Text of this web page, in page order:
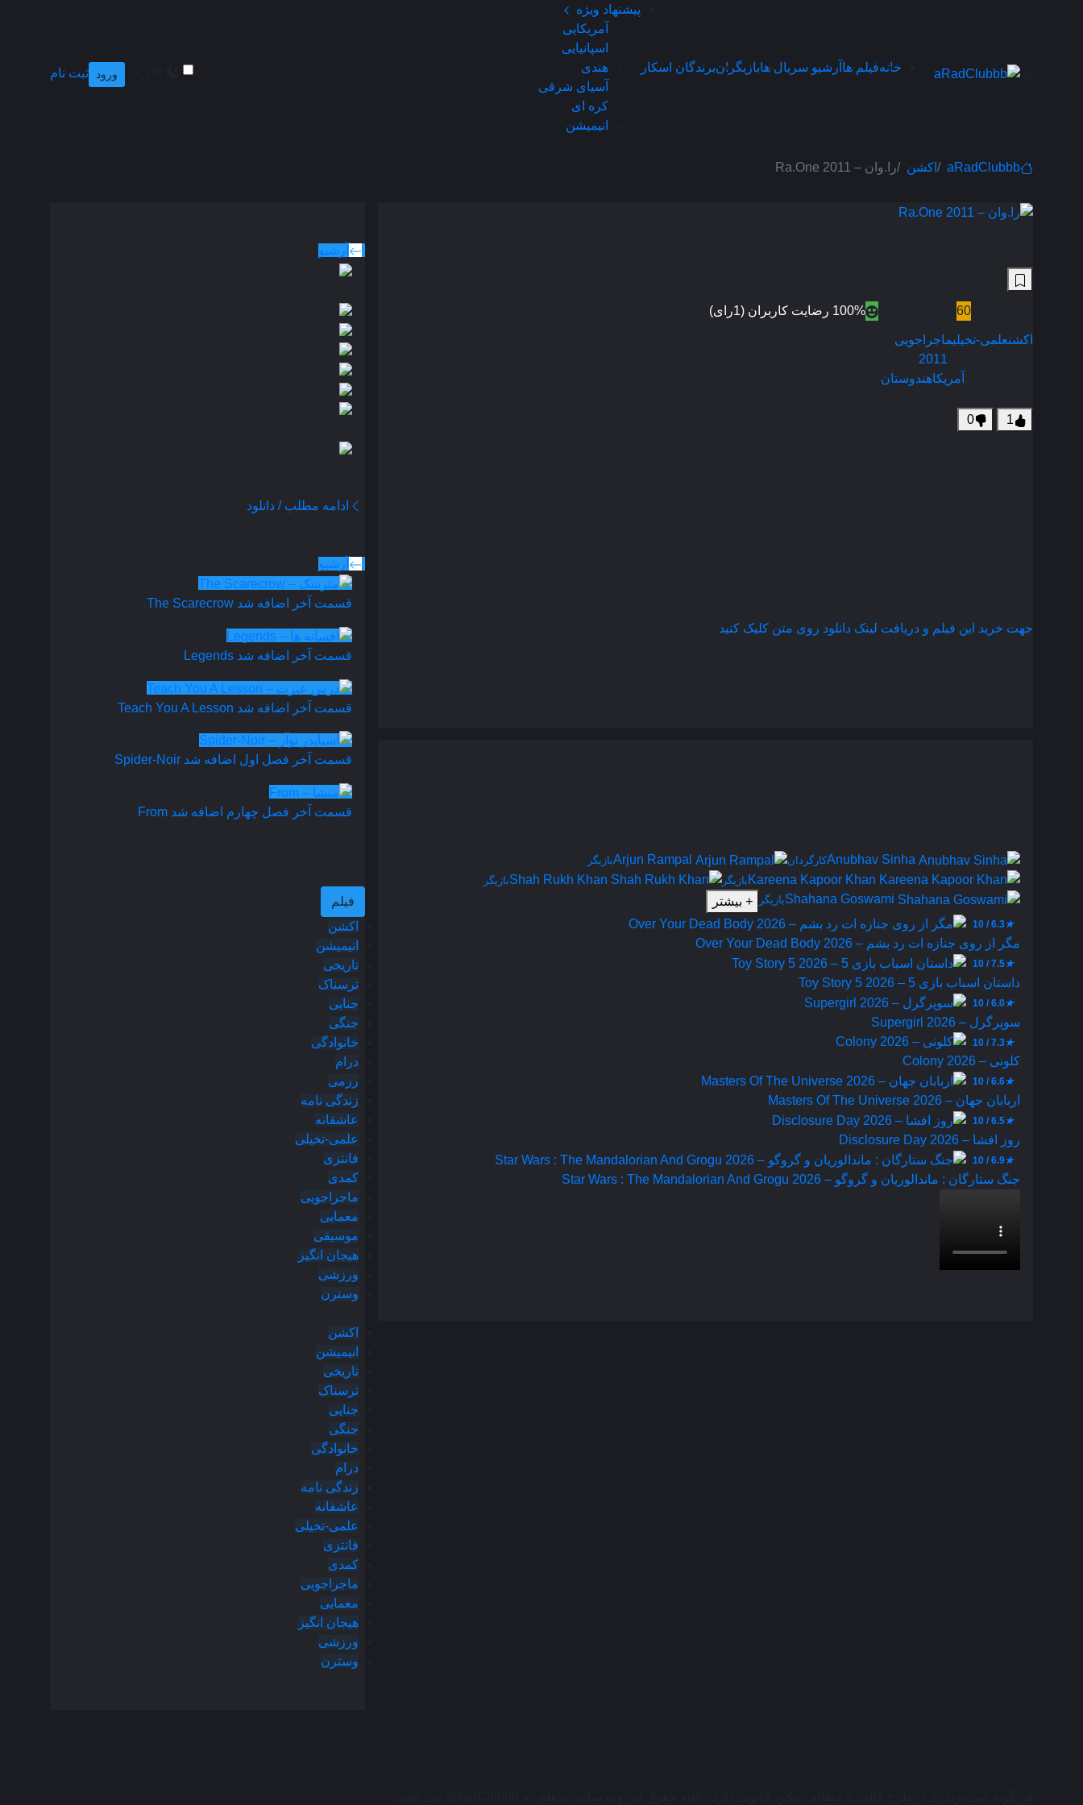
خانهفیلم ها آرشیو سریال هابازیگرانبرندگان اسکار
پیشنهاد ویژه
آمریکایی
اسپانیایی
هندی
آسیای شرقی
کره ای
انیمیشن
ورود ثبت نام
aRadClubbb اکشن را.وان – Ra.One 2011
60 100% رضایت کاربران (1رای)
اکشنعلمی-تخیلیماجراجویی
2011
آمریکاهندوستان
1
0
جهت خرید این فیلم و دریافت لینک دانلود روی متن کلیک کنید
Anubhav Sinhaکارگردان Arjun Rampalبازیگر
Kareena Kapoor Khan بازیگر Shah Rukh Khanبازیگر
Shahana Goswamiبازیگر +
★
6.3 / 10
مگر از روی جنازه‌ ات رد بشم – Over Your Dead Body 2026
★
7.5 / 10
داستان اسباب بازی 5 – Toy Story 5 2026
★
6.0 / 10
سوپرگرل – Supergirl 2026
★
7.3 / 10
کلونی – Colony 2026
★
6.6 / 10
اربابان جهان – Masters Of The Universe 2026
★
6.5 / 10
روز افشا – Disclosure Day 2026
★
6.9 / 10
جنگ ستارگان : ماندالوریان و گروگو – Star Wars : The Mandalorian And Grogu 2026
آرشیو
ادامه مطلب / دانلود
آرشیو
قسمت آخر اضافه شد The Scarecrow
قسمت آخر اضافه شد Legends
قسمت آخر اضافه شد Teach You A Lesson
قسمت آخر فصل اول اضافه شد Spider-Noir
قسمت آخر فصل چهارم اضافه شد From
فیلم
اکشن
انیمیشن
تاریخی
ترسناک
جنایی
جنگی
خانوادگی
درام
رزمی
زندگی نامه
عاشقانه
علمی-تخیلی
فانتزی
کمدی
ماجراجویی
معمایی
موسیقی
هیجان انگیز
ورزشی
وسترن
اکشن
انیمیشن
تاریخی
ترسناک
جنایی
جنگی
خانوادگی
درام
زندگی نامه
عاشقانه
علمی-تخیلی
فانتزی
کمدی
ماجراجویی
معمایی
هیجان انگیز
ورزشی
وسترن